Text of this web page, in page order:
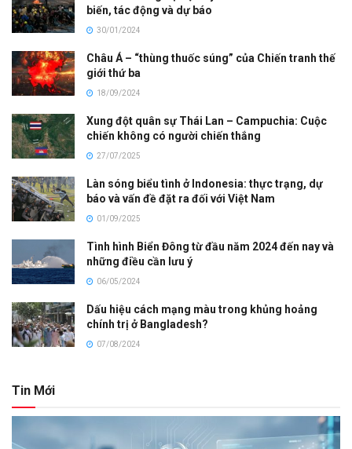
biến, tác động và dự báo
30/01/2024
Châu Á – “thùng thuốc súng” của Chiến tranh thế
giới thứ ba
18/09/2024
Xung đột quân sự Thái Lan – Campuchia: Cuộc
chiến không có người chiến thắng
27/07/2025
Làn sóng biểu tình ở Indonesia: thực trạng, dự
báo và vấn đề đặt ra đối với Việt Nam
01/09/2025
Tình hình Biển Đông từ đầu năm 2024 đến nay và
những điều cần lưu ý
06/05/2024
Dấu hiệu cách mạng màu trong khủng hoảng
chính trị ở Bangladesh?
07/08/2024
Tin Mới